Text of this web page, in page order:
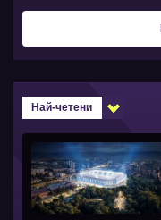
Най-четени